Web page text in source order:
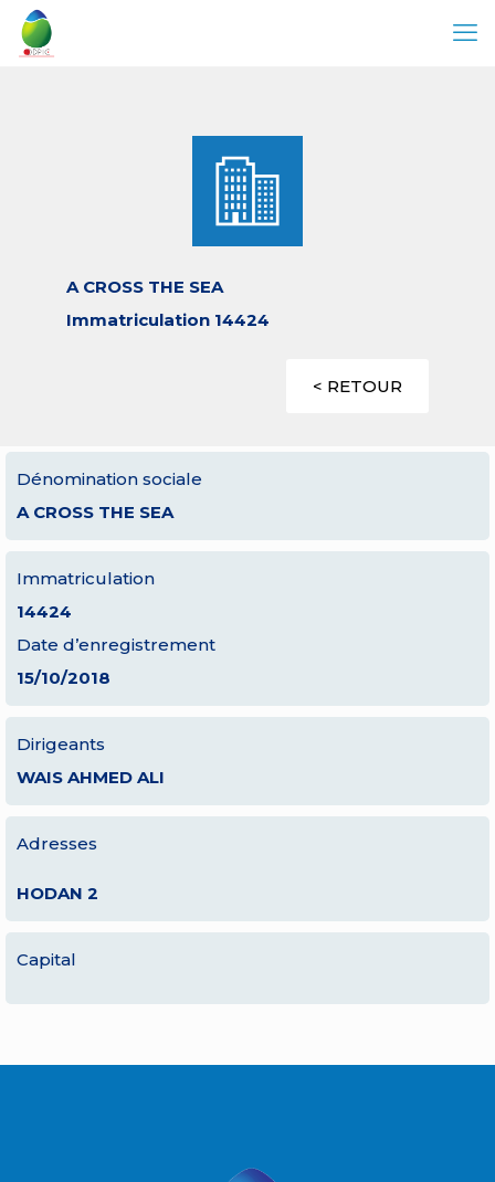
A CROSS THE SEA
Immatriculation 14424
< RETOUR
Dénomination sociale
A CROSS THE SEA
Immatriculation
14424
Date d’enregistrement
15/10/2018
Dirigeants
WAIS AHMED ALI
Adresses
HODAN 2
Capital